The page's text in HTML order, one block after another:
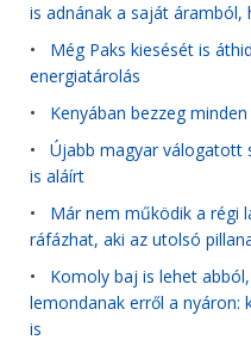
is adnának a saját áramból,
• Még Paks kiesését is
energiatárolás
• Kenyában bezzeg
• Újabb magyar válogatott
is aláírt
• Már nem működik a régi
ráfázhat, aki az utolsó
• Komoly baj is lehet
lemondanak erről a nyáron:
is